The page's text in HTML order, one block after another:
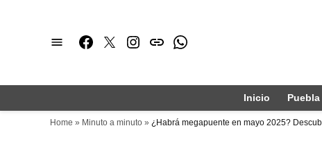
Facebook
TwitterInstagram
issuuWhatsapp
Inicio Puebla
Home » Minuto a minuto » ¿Habrá megapuente en mayo 2025?